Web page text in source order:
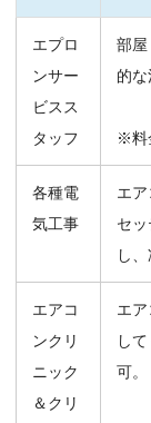
エプロ
ンサー
ビスス
タッフ
部屋
的な
※料
各種電
気工事
エ
セ
し
エアコ
ンクリ
ニック
＆クリ
エ
し
可。